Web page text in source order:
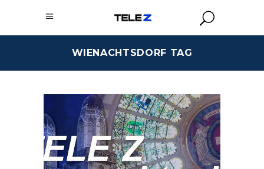
WIENACHTSDORF TAG